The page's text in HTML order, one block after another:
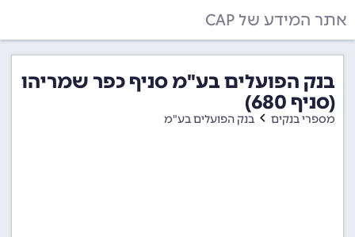
אתר המידע של CAP
בנק הפועלים בע"מ סניף כפר שמריהו
(סניף 680)
מספרי בנקים בנק הפועלים בע"מ